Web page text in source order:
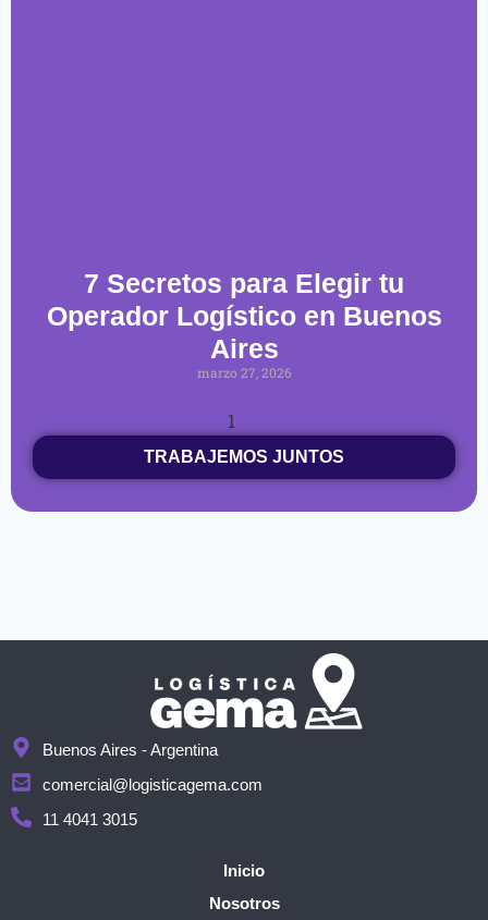
7 Secretos para Elegir tu
Operador Logístico en Buenos
Aires
marzo 27, 2026
1
TRABAJEMOS JUNTOS
Buenos Aires - Argentina
comercial@logisticagema.com
11 4041 3015
Inicio
Nosotros